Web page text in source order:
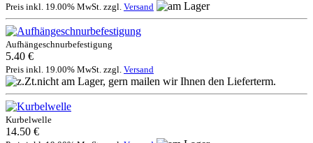
Preis inkl. 19.00% MwSt. zzgl. Versand
Aufhängeschnurbefestigung
5.40 €
Preis inkl. 19.00% MwSt. zzgl. Versand
Kurbelwelle
14.50 €